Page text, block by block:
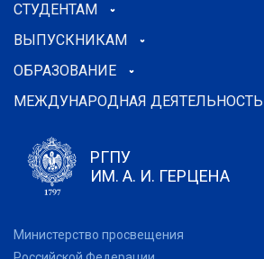
СТУДЕНТАМ
ВЫПУСКНИКАМ
ОБРАЗОВАНИЕ
МЕЖДУНАРОДНАЯ ДЕЯТЕЛЬНОСТЬ
РГПУ
ИМ. А. И. ГЕРЦЕНА
Министерство просвещения